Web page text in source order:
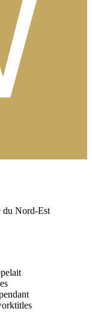
du Nord-Est